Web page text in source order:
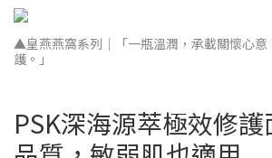
▲皇燕燕窩系列｜「一瓶溫潤，承載關懷心意
護。」
PSK深海源萃極效修